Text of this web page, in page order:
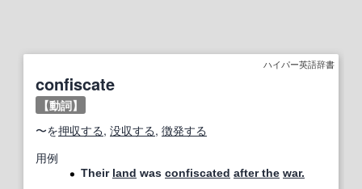
ハイパー英語辞書
confiscate
【動詞】
〜を押収する, 没収する, 徴発する
用例
Their land was confiscated after the war.